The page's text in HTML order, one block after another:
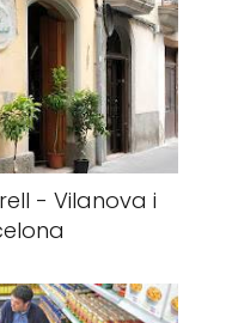
- Vilanova i